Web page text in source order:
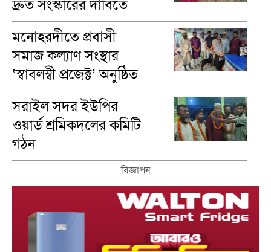
দ্রুত সংস্কারের দাবিতে
মানববন্ধন
মনোহরদীতে প্রবাসী
সমাজ কল্যাণ সংস্থার
‘স্বাবলম্বী প্রজেক্ট’ অনুষ্ঠিত
সরাইল সদর ইউপির
ওয়ার্ড শ্রমিকদলের কমিটি
গঠন
বিজ্ঞাপন